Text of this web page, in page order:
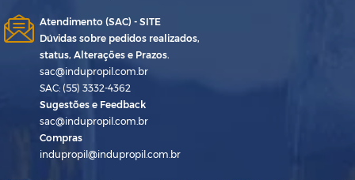
Atendimento (SAC) - SITE
Dúvidas sobre pedidos realizados,
status, Alterações e Prazos.
sac@indupropil.com.br
SAC: (55) 3332-4362
Sugestões e Feedback
sac@indupropil.com.br
Compras
indupropil@indupropil.com.br